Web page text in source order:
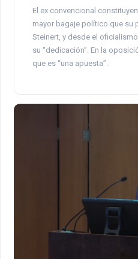
El ex convencional
mayor bagaje político que su
Steinert, y desde el
su “dedicación”. En la
que es “una apuesta”.